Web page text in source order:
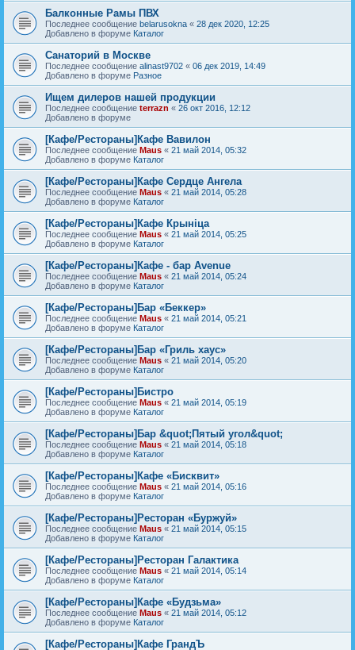
Балконные Рамы ПВХ
Последнее сообщение belarusokna « 28 дек 2020, 12:25
Добавлено в форуме Каталог
Санаторий в Москве
Последнее сообщение alinast9702 « 06 дек 2019, 14:49
Добавлено в форуме Разное
Ищем дилеров нашей продукции
Последнее сообщение terrazn « 26 окт 2016, 12:12
Добавлено в форуме
[Кафе/Рестораны]Кафе Вавилон
Последнее сообщение Maus « 21 май 2014, 05:32
Добавлено в форуме Каталог
[Кафе/Рестораны]Кафе Сердце Ангела
Последнее сообщение Maus « 21 май 2014, 05:28
Добавлено в форуме Каталог
[Кафе/Рестораны]Кафе Крыніца
Последнее сообщение Maus « 21 май 2014, 05:25
Добавлено в форуме Каталог
[Кафе/Рестораны]Кафе - бар Avenue
Последнее сообщение Maus « 21 май 2014, 05:24
Добавлено в форуме Каталог
[Кафе/Рестораны]Бар «Беккер»
Последнее сообщение Maus « 21 май 2014, 05:21
Добавлено в форуме Каталог
[Кафе/Рестораны]Бар «Гриль хаус»
Последнее сообщение Maus « 21 май 2014, 05:20
Добавлено в форуме Каталог
[Кафе/Рестораны]Бистро
Последнее сообщение Maus « 21 май 2014, 05:19
Добавлено в форуме Каталог
[Кафе/Рестораны]Бар &quot;Пятый угол&quot;
Последнее сообщение Maus « 21 май 2014, 05:18
Добавлено в форуме Каталог
[Кафе/Рестораны]Кафе «Бисквит»
Последнее сообщение Maus « 21 май 2014, 05:16
Добавлено в форуме Каталог
[Кафе/Рестораны]Ресторан «Буржуй»
Последнее сообщение Maus « 21 май 2014, 05:15
Добавлено в форуме Каталог
[Кафе/Рестораны]Ресторан Галактика
Последнее сообщение Maus « 21 май 2014, 05:14
Добавлено в форуме Каталог
[Кафе/Рестораны]Кафе «Будзьма»
Последнее сообщение Maus « 21 май 2014, 05:12
Добавлено в форуме Каталог
[Кафе/Рестораны]Кафе ГрандЪ